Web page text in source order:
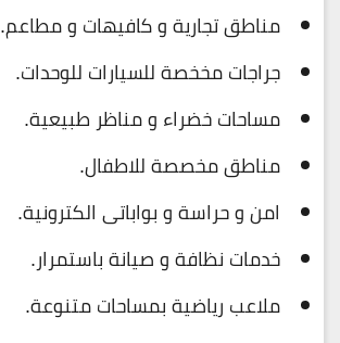
مناطق تجارية و كافيهات و مطاعم.
جراجات مخخصة للسيارات للوحدات.
مساحات خضراء و مناظر طبيعية.
مناطق مخصصة للاطفال.
امن و حراسة و بواباتى الكترونية.
خدمات نظافة و صيانة باستمرار.
ملاعب رياضية بمساحات متنوعة.